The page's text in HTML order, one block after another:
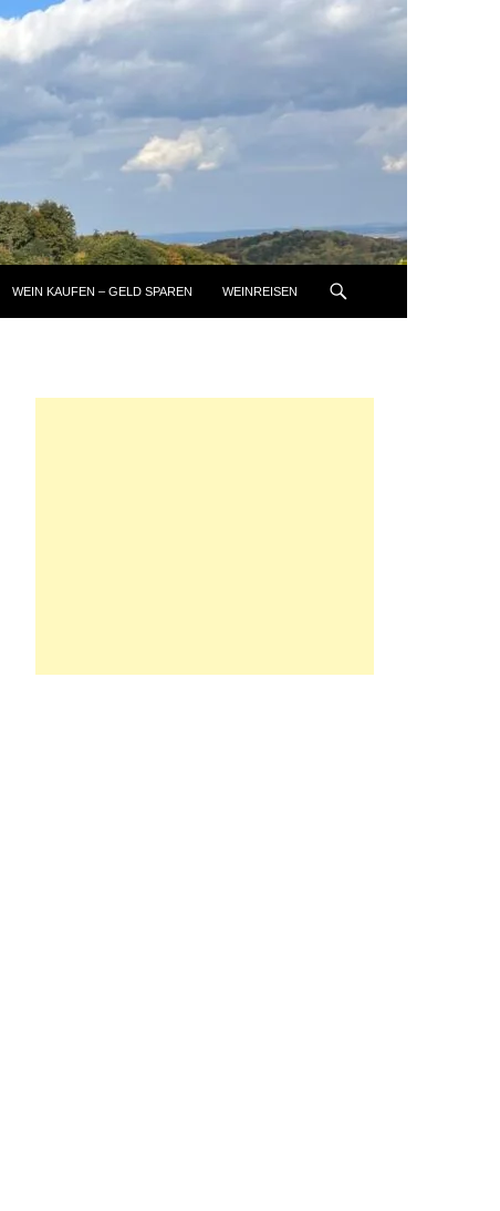
WEIN KAUFEN – GELD SPAREN WEINREISEN